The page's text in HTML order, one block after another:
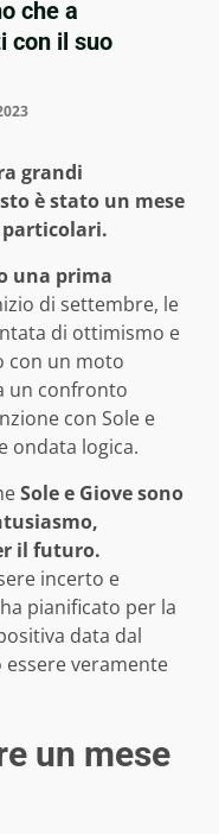
che a
con il suo
grandi
è stato un mese
una prima
di settembre, le
di ottimismo e
con un moto
un confronto
con Sole e
ondata logica.
Sole e Giove sono
il futuro.
incerto e
pianificato per la
data dal
veramente
un mese